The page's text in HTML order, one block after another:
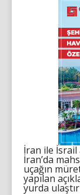
İran ile İsrail
İran’da
uçağın
yapılan
yurda